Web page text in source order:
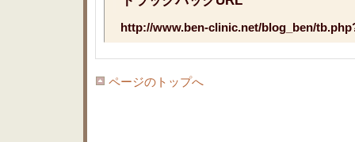
http://www.ben-clinic.net/blog_ben/
ページのトップへ